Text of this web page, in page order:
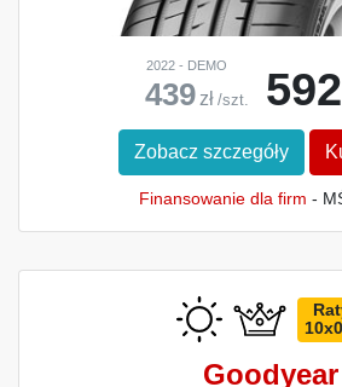
2022 - DEMO
439 zł /szt. 592
Zobacz szczegóły
Finansowanie dla firm -
Goodyear